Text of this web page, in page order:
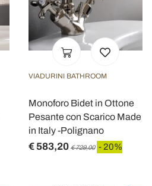
VIADURINI BATHROOM
Monoforo Bidet in Ottone
Pesante con Scarico Made
in Italy -Polignano
€ 583,20 € 729,00 - 20%